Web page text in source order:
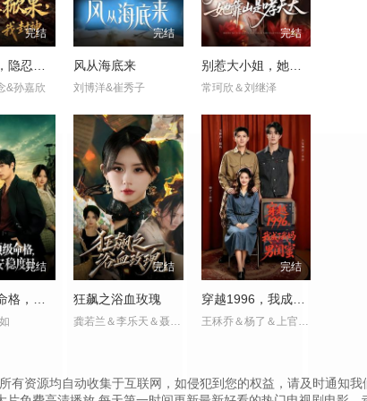
完结
寿宴掀桌，隐忍四年我封神
&孙嘉欣
完结
风从海底来
刘博洋&崔秀子
完结
别惹大小姐，她靠山是哮天犬
常珂欣＆刘继泽
完结 完结
狂飙之浴血玫瑰
完结
穿越1996，我成了我妈男闺蜜
资源均自动收集于互联网，如侵犯到您的权益，请及时通知我